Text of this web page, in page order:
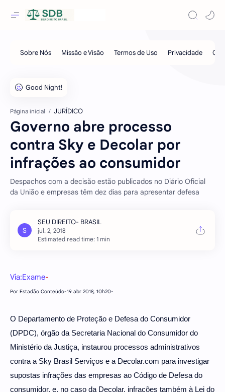
Página inicial JURÍDICO
Governo abre processo
contra Sky e Decolar por
infrações ao consumidor
Despachos com a decisão estão publicados no Diário Oficial
da União e empresas têm dez dias para apresentar defesa
Estimated read time: 1 min
Via:Exame-
Por Estadão Conteúdo-19 abr 2018, 10h20-
O Departamento de Proteção e Defesa do Consumidor
(DPDC), órgão da Secretaria Nacional do Consumidor do
Ministério da Justiça, instaurou processos administrativos
contra a Sky Brasil Serviços e a Decolar.com para investigar
supostas infrações das empresas ao Código de Defesa do
consumidor, e, no caso da Decolar, infrações também à Lei do